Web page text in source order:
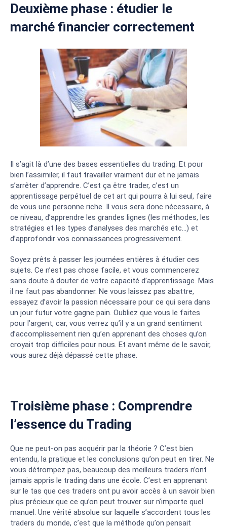
Deuxième phase : étudier le
marché financier correctement
Il s’agit là d’une des bases essentielles du trading. Et pour
bien l’assimiler, il faut travailler vraiment dur et ne jamais
s’arrêter d’apprendre. C’est ça être trader, c’est un
apprentissage perpétuel de cet art qui pourra à lui seul, faire
de vous une personne riche. Il vous sera donc nécessaire, à
ce niveau, d’apprendre les grandes lignes (les méthodes, les
stratégies et les types d’analyses des marchés etc…) et
d’approfondir vos connaissances progressivement.
Soyez prêts à passer les journées entières à étudier ces
sujets. Ce n’est pas chose facile, et vous commencerez
sans doute à douter de votre capacité d’apprentissage. Mais
il ne faut pas abandonner. Ne vous laissez pas abattre,
essayez d’avoir la passion nécessaire pour ce qui sera dans
un jour futur votre gagne pain. Oubliez que vous le faites
pour l’argent, car, vous verrez qu’il y a un grand sentiment
d’accomplissement rien qu’en apprenant des choses qu’on
croyait trop difficiles pour nous. Et avant même de le savoir,
vous aurez déjà dépassé cette phase.
Troisième phase : Comprendre
l’essence du Trading
Que ne peut-on pas acquérir par la théorie ? C’est bien
entendu, la pratique et les conclusions qu’on peut en tirer. Ne
vous détrompez pas, beaucoup des meilleurs traders n’ont
jamais appris le trading dans une école. C’est en apprenant
sur le tas que ces traders ont pu avoir accès à un savoir bien
plus précieux que ce qu’on peut trouver sur n’importe quel
manuel. Une vérité absolue sur laquelle s’accordent tous les
traders du monde, c’est que la méthode qu’on pensait